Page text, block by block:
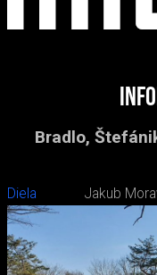
Bradlo,
Diela Jakub